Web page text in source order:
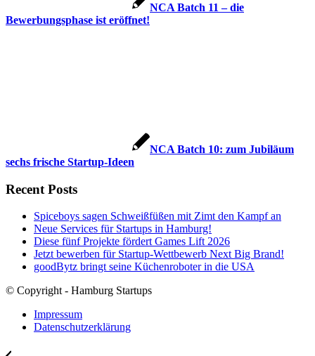
NCA Batch 11 – die
Bewerbungsphase ist eröffnet!
NCA Batch 10: zum Jubiläum
sechs frische Startup-Ideen
Recent Posts
Spiceboys sagen Schweißfüßen mit Zimt den Kampf an
Neue Services für Startups in Hamburg!
Diese fünf Projekte fördert Games Lift 2026
Jetzt bewerben für Startup-Wettbewerb Next Big Brand!
goodBytz bringt seine Küchenroboter in die USA
© Copyright - Hamburg Startups
Impressum
Datenschutzerklärung